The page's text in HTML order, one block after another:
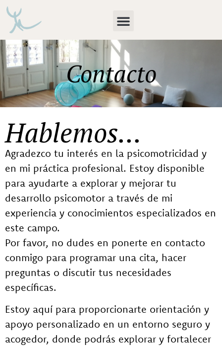
Contacto
Hablemos...
Agradezco tu interés en la psicomotricidad y
en mi práctica profesional. Estoy disponible
para ayudarte a explorar y mejorar tu
desarrollo psicomotor a través de mi
experiencia y conocimientos especializados en
este campo.
Por favor, no dudes en ponerte en contacto
conmigo para programar una cita, hacer
preguntas o discutir tus necesidades
específicas.
Estoy aquí para proporcionarte orientación y
apoyo personalizado en un entorno seguro y
acogedor, donde podrás explorar y fortalecer